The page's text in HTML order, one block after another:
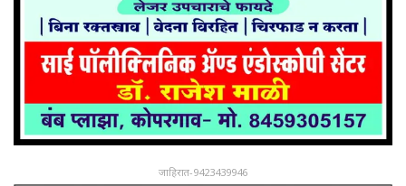
जाहिरात-9423439946